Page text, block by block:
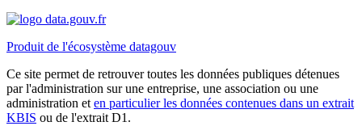
Produit de l'écosystème datagouv
Ce site permet de retrouver toutes les données publiques détenues
par l'administration sur une entreprise, une association ou une
administration et en particulier les données contenues dans un extrait
KBIS ou de l'extrait D1.